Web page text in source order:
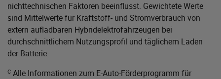
nichttechnischen Faktoren beeinflusst. Gewichtete Werte
sind Mittelwerte für Kraftstoff- und Stromverbrauch von
extern aufladbaren Hybridelektrofahrzeugen bei
durchschnittlichem Nutzungsprofil und täglichem Laden
der Batterie.
c Alle Informationen zum E-Auto-Förderprogramm für